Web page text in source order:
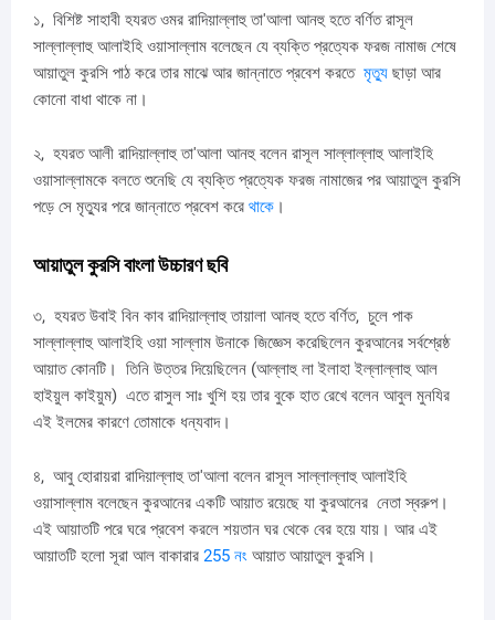
১, বিশিষ্ট সাহাবী হযরত ওমর রাদিয়াল্লাহু তা'আলা আনহু হতে বর্ণিত রাসূল
সাল্লাল্লাহু আলাইহি ওয়াসাল্লাম বলেছেন যে ব্যক্তি প্রত্যেক ফরজ নামাজ শেষে
আয়াতুল কুরসি পাঠ করে তার মাঝে আর জান্নাতে প্রবেশ করতে মৃত্যু ছাড়া আর
কোনো বাধা থাকে না।
২, হযরত আলী রাদিয়াল্লাহু তা'আলা আনহু বলেন রাসূল সাল্লাল্লাহু আলাইহি
ওয়াসাল্লামকে বলতে শুনেছি যে ব্যক্তি প্রত্যেক ফরজ নামাজের পর আয়াতুল কুরসি
পড়ে সে মৃত্যুর পরে জান্নাতে প্রবেশ করে থাকে ।
আয়াতুল কুরসি বাংলা উচ্চারণ ছবি
৩, হযরত উবাই বিন কাব রাদিয়াল্লাহু তায়ালা আনহু হতে বর্ণিত, চুলে পাক
সাল্লাল্লাহু আলাইহি ওয়া সাল্লাম উনাকে জিজ্ঞেস করেছিলেন কুরআনের সর্বশ্রেষ্ঠ
আয়াত কোনটি। তিনি উত্তর দিয়েছিলেন (আল্লাহু লা ইলাহা ইল্লাল্লাহু আল
হাইয়ুল কাইয়ুম) এতে রাসুল সাঃ খুশি হয় তার বুকে হাত রেখে বলেন আবুল মুনযির
এই ইলমের কারণে তোমাকে ধন্যবাদ।
৪, আবু হোরায়রা রাদিয়াল্লাহু তা'আলা বলেন রাসূল সাল্লাল্লাহু আলাইহি
ওয়াসাল্লাম বলেছেন কুরআনের একটি আয়াত রয়েছে যা কুরআনের নেতা স্বরুপ।
এই আয়াতটি পরে ঘরে প্রবেশ করলে শয়তান ঘর থেকে বের হয়ে যায়। আর এই
আয়াতটি হলো সূরা আল বাকারার 255 নং আয়াত আয়াতুল কুরসি।